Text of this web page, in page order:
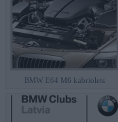
BMW E64 M6 kabriolets